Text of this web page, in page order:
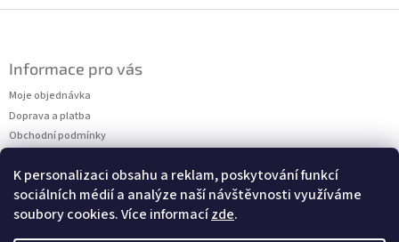
K personalizaci obsahu a reklam, poskytování funkcí
sociálních médií a analýze naší návštěvnosti využíváme
soubory cookies. Více informacízde.
c
v
ý
p
i
s
u
á
Informace pro vás
Moje objednávka
Doprava a platba
Obchodní podmínky
Kontakty
Měření velikostí